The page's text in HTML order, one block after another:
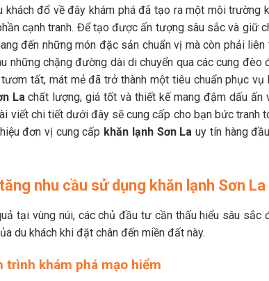
đổ về đây khám phá đã tạo ra một môi trường
cạnh tranh. Để tạo được ấn tượng sâu sắc và giữ
đến những món đặc sản chuẩn vị mà còn phải liên
những chặng đường dài di chuyển qua các cung đèo
tươm tất, mát mẻ đã trở thành một tiêu chuẩn phục vụ
Lachất lượng, giá tốt và thiết kế mang đậm dấu ấn
viết chi tiết dưới đây sẽ cung cấp cho bạn bức tranh
đơn vị cung cấp khăn lạnh Sơn La uy tín hàng
nhu cầu sử dụng khăn lạnh Sơn La
tại vùng núi, các chủ đầu tư cần thấu hiểu sâu sắc
du khách khi đặt chân đến miền đất này.
trình khám phá mạo hiểm